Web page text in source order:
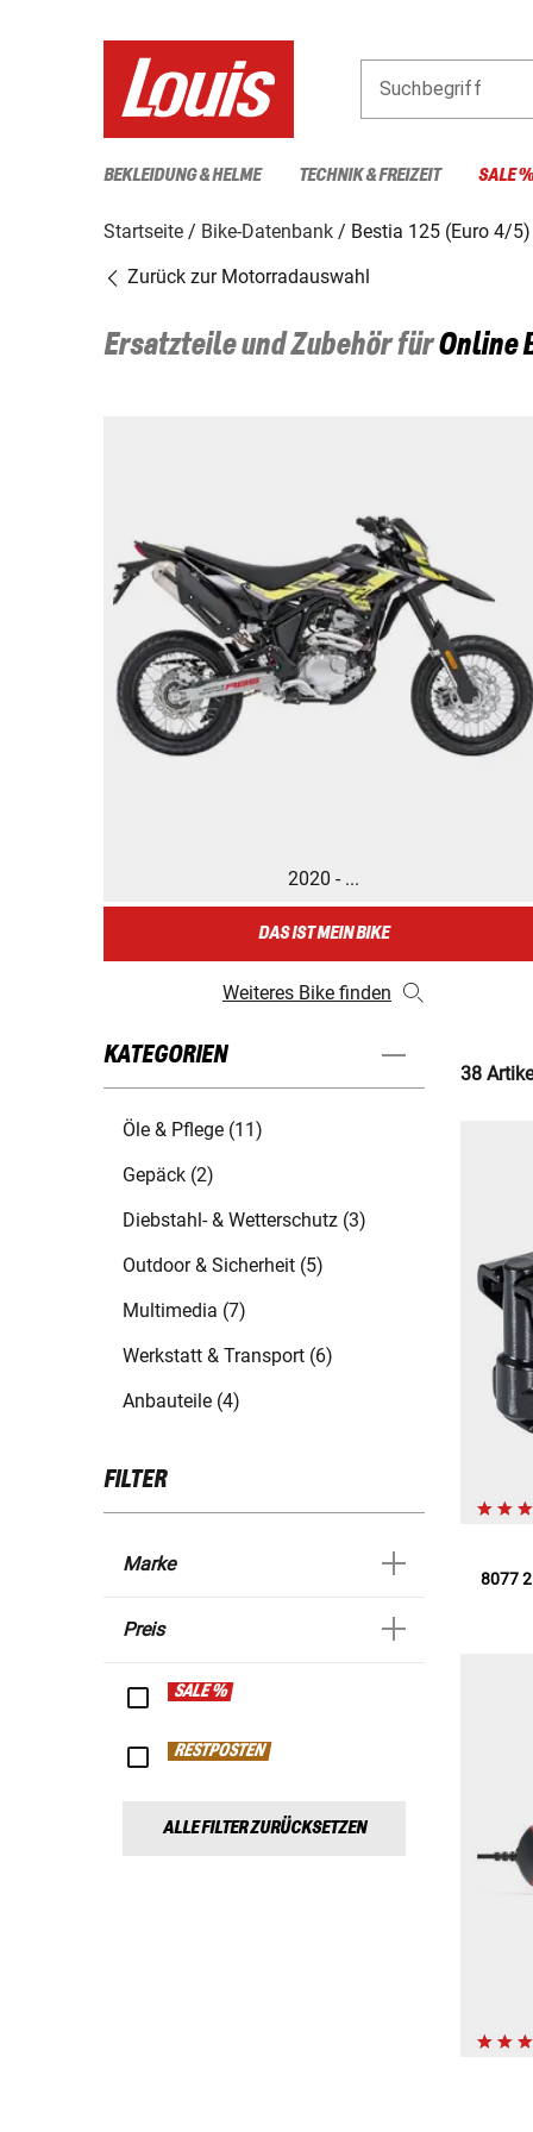
Suchbegriff
BEKLEIDUNG & HELME TECHNIK & FREIZEIT SALE %
Startseite Bike-Datenbank
Bestia 125 (Euro 4/5)
Zurück zur Motorradauswahl
Ersatzteile und Zubehör fürOnline
2020 - ...
DAS IST MEIN BIKE
Weiteres Bike finden
KATEGORIEN
Öle & Pflege (11)
Gepäck (2)
Diebstahl- & Wetterschutz (3)
Outdoor & Sicherheit (5)
Multimedia (7)
Werkstatt & Transport (6)
Anbauteile (4)
FILTER
Marke
Preis
SALE %
RESTPOSTEN
ALLE FILTER ZURÜCKSETZEN
38
8077